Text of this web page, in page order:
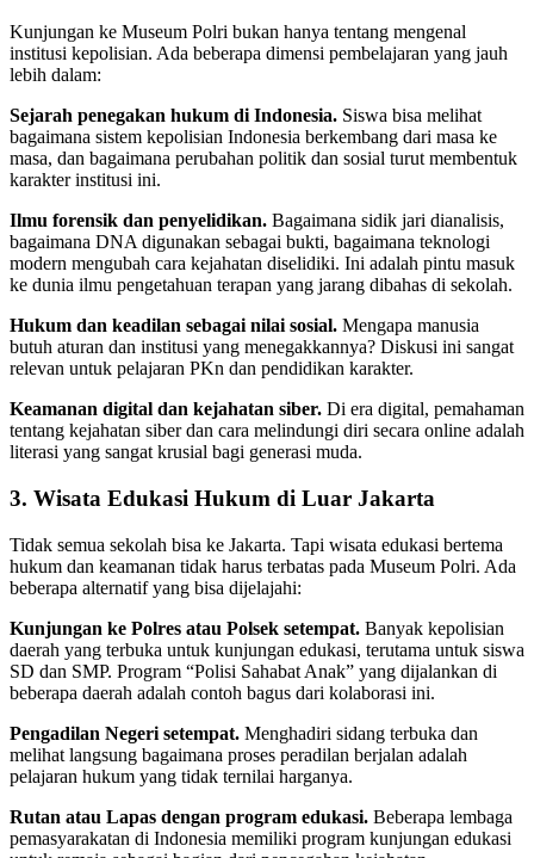
Kunjungan ke Museum Polri bukan hanya tentang mengenal
institusi kepolisian. Ada beberapa dimensi pembelajaran yang jauh
lebih dalam:
Sejarah penegakan hukum di Indonesia. Siswa bisa melihat
bagaimana sistem kepolisian Indonesia berkembang dari masa ke
masa, dan bagaimana perubahan politik dan sosial turut membentuk
karakter institusi ini.
Ilmu forensik dan penyelidikan. Bagaimana sidik jari dianalisis,
bagaimana DNA digunakan sebagai bukti, bagaimana teknologi
modern mengubah cara kejahatan diselidiki. Ini adalah pintu masuk
ke dunia ilmu pengetahuan terapan yang jarang dibahas di sekolah.
Hukum dan keadilan sebagai nilai sosial. Mengapa manusia
butuh aturan dan institusi yang menegakkannya? Diskusi ini sangat
relevan untuk pelajaran PKn dan pendidikan karakter.
Keamanan digital dan kejahatan siber. Di era digital, pemahaman
tentang kejahatan siber dan cara melindungi diri secara online adalah
literasi yang sangat krusial bagi generasi muda.
3. Wisata Edukasi Hukum di Luar Jakarta
Tidak semua sekolah bisa ke Jakarta. Tapi wisata edukasi bertema
hukum dan keamanan tidak harus terbatas pada Museum Polri. Ada
beberapa alternatif yang bisa dijelajahi:
Kunjungan ke Polres atau Polsek setempat. Banyak kepolisian
daerah yang terbuka untuk kunjungan edukasi, terutama untuk siswa
SD dan SMP. Program “Polisi Sahabat Anak” yang dijalankan di
beberapa daerah adalah contoh bagus dari kolaborasi ini.
Pengadilan Negeri setempat. Menghadiri sidang terbuka dan
melihat langsung bagaimana proses peradilan berjalan adalah
pelajaran hukum yang tidak ternilai harganya.
Rutan atau Lapas dengan program edukasi. Beberapa lembaga
pemasyarakatan di Indonesia memiliki program kunjungan edukasi